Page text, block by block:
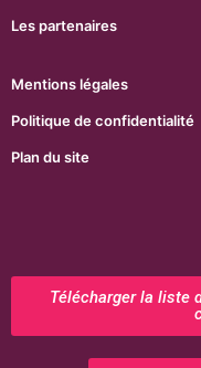
Les partenaires
Mentions légales
Politique de confidentialité
Plan du site
Télécharger la liste